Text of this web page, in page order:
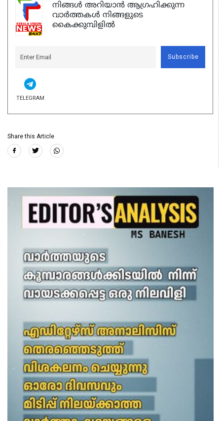
നിങ്ങൾ അറിയാൻ ആഗ്രഹിക്കുന്ന
വാർത്തകൾ നിങ്ങളുടെ
കൈക്കുമ്പിളിൽ
Subscribe
TELEGRAM
Share this Article